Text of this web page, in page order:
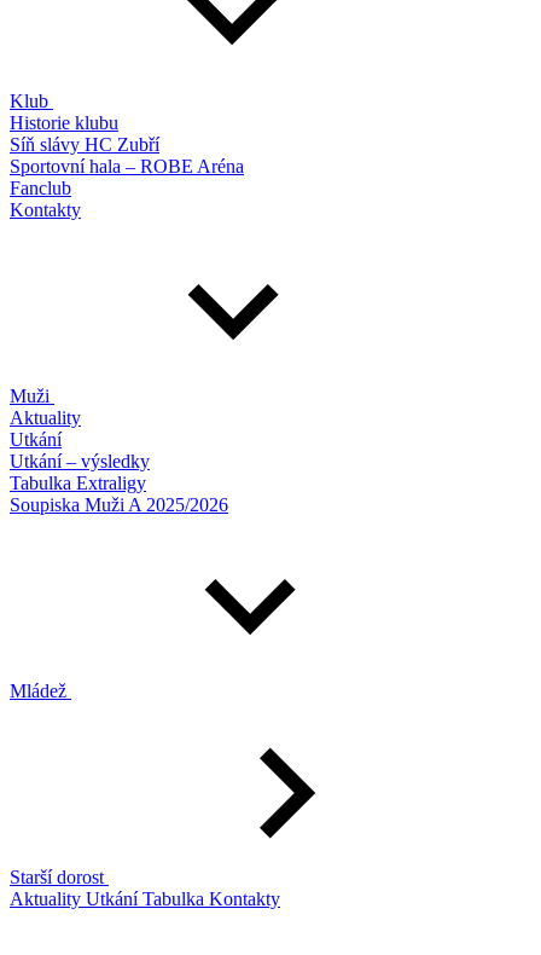
Klub
Historie klubu
Síň slávy HC Zubří
Sportovní hala – ROBE Aréna
Fanclub
Kontakty
Muži
Aktuality
Utkání
Utkání – výsledky
Tabulka Extraligy
Soupiska Muži A 2025/2026
Mládež
Starší dorost
Aktuality UtkáníTabulka Kontakty